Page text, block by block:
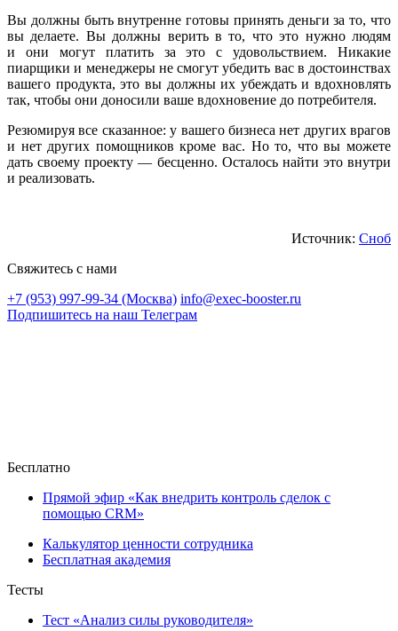
Вы должны быть внутренне готовы принять деньги за то, что
вы делаете. Вы должны верить в то, что это нужно людям
и они могут платить за это с удовольствием. Никакие
пиарщики и менеджеры не смогут убедить вас в достоинствах
вашего продукта, это вы должны их убеждать и вдохновлять
так, чтобы они доносили ваше вдохновение до потребителя.
Резюмируя все сказанное: у вашего бизнеса нет других врагов
и нет других помощников кроме вас. Но то, что вы можете
дать своему проекту — бесценно. Осталось найти это внутри
и реализовать.
Источник: Сноб
Свяжитесь с нами
+7 (953) 997-99-34 (Москва) info@exec-booster.ru
Подпишитесь на наш Телеграм
Бесплатно
Прямой эфир «Как внедрить контроль сделок с
помощью CRM»
Калькулятор ценности сотрудника
Бесплатная академия
Тесты
Тест «Анализ силы руководителя»